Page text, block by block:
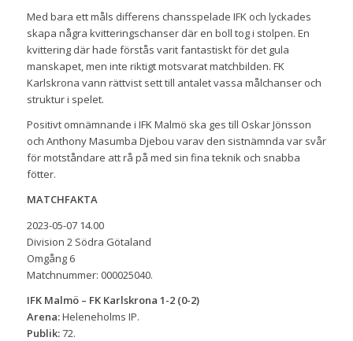
Med bara ett måls differens chansspelade IFK och lyckades
skapa några kvitteringschanser där en boll tog i stolpen. En
kvittering där hade förstås varit fantastiskt för det gula
manskapet, men inte riktigt motsvarat matchbilden. FK
Karlskrona vann rättvist sett till antalet vassa målchanser och
struktur i spelet.
Positivt omnämnande i IFK Malmö ska ges till Oskar Jönsson
och Anthony Masumba Djebou varav den sistnämnda var svår
för motståndare att rå på med sin fina teknik och snabba
fötter.
MATCHFAKTA
2023-05-07 14.00
Division 2 Södra Götaland
Omgång 6
Matchnummer: 000025040.
IFK Malmö – FK Karlskrona 1-2 (0-2)
Arena:Heleneholms IP.
Publik:72.